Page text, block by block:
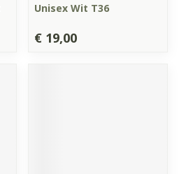
Unisex Wit T36
€ 19,00